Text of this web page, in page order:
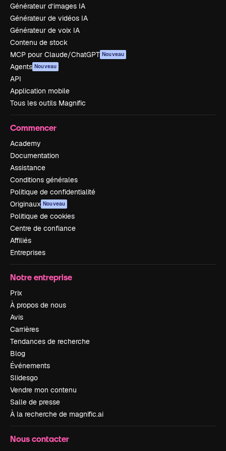
Générateur d’images IA
Générateur de vidéos IA
Générateur de voix IA
Contenu de stock
MCP pour Claude/ChatGPT Nouveau
Agents Nouveau
API
Application mobile
Tous les outils Magnific
Commencer
Academy
Documentation
Assistance
Conditions générales
Politique de confidentialité
Originaux Nouveau
Politique de cookies
Centre de confiance
Affiliés
Entreprises
Notre entreprise
Prix
À propos de nous
Avis
Carrières
Tendances de recherche
Blog
Événements
Slidesgo
Vendre mon contenu
Salle de presse
À la recherche de magnific.ai
Nous contacter